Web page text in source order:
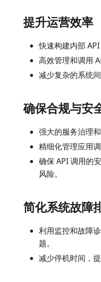
提升运营效率
快速构建内部 API
高效管理和调用
减少复杂的系统间
确保合规与安
强大的服务治理
精细化管理应用调
确保 API 调用的
风险。
简化系统故障
利用监控和故障
题。
减少停机时间，